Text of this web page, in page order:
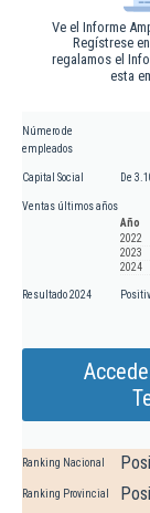
Ve el Informe
Regístrese
regalamos el
esta
Número de
empleados
Capital Social De
Ventas últimos años
Año
2022
2023
2024
Resultado 2024
Ranking Nacional
Ranking Provincial